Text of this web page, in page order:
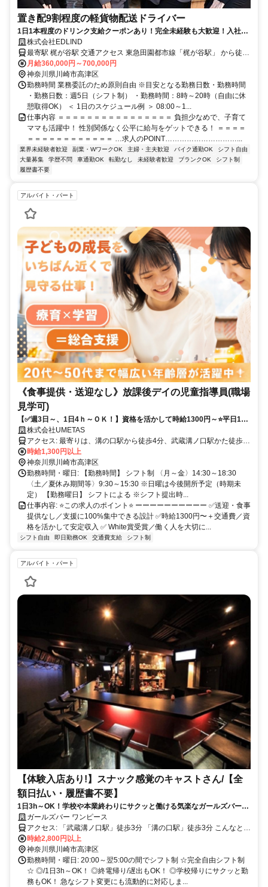
置き配9割程度の軽貨物配送ドライバー
1日1本程度のドリンク支給クーポンあり！完全未経験も大歓迎！入社3
ヶ月以内に90％が月50万円を達成しています。
株式会社EDLIND
最寄駅 梶が谷駅 交通アクセス 東急田園都市線「梶が谷駅」 から徒歩
4分 ●転勤なし ●車・バイク通勤OK
月給360,000円～700,000円
神奈川県川崎市高津区
勤務時間 業務委託のため原則自由 ※目安となる勤務日数・勤務時間
・勤務日数：週5日（シフト制） ・勤務時間：8時～20時（自由に休
憩取得OK） ＜ 1日のスケジュール例 ＞ 08:00～1...
仕事内容 ＝＝＝＝＝＝＝＝＝＝＝＝＝＝＝＝ 負担少なめで、子育て
ママも活躍中！ 性別関係なく公平に給与をゲットできる！ ＝＝＝＝
＝＝＝＝＝＝＝＝＝＝＝＝ …求人のPOINT…………………………...
業界未経験者歓迎 副業・WワークOK 主婦・主夫歓迎 バイク通勤OK
シフト自由
大量募集
学歴不問 車通勤OK 転勤なし 未経験者歓迎 ブランクOK
シフト制
履歴書不要
アルバイト・パート
《食事提供・送迎なし》放課後デイの児童指導員(職場
見学可)
【✅週3日～、1日4ｈ～ＯＫ！】資格を活かして時給1300円～⭐平日14
時半～18時半勤務メイン〈駅徒歩5分の好立地！〉
株式会社UMETAS
アクセス: 最寄りは、溝の口駅から徒歩4分、武蔵溝ノ口駅かた徒歩4
分、渋谷から25分
時給1,300円以上
神奈川県川崎市高津区
勤務時間・曜日: 【勤務時間】 シフト制 〈月～金〉14:30～18:30
〈土／夏休み期間等〉9:30～15:30 ※日曜は今後開所予定（時期未
定） 【勤務曜日】 シフトによる ※シフト提出時...
仕事内容: ⭐この求人のポイント⭐ ーーーーーーーーーー ✅送迎・食事
提供なし／支援に100%集中できる設計 ✅時給1300円〜＋交通費／資
格を活かして安定収入 ✅ White賞受賞／働く人を大切に...
シフト自由 即日勤務OK 交通費支給 シフト制
アルバイト・パート
【体験入店あり!】スナック感覚のキャストさん/【全
額日払い・履歴書不要】
1日3h～OK！学校や本業終わりにサクッと働ける気楽なガールズバーで
す♪簡単な接客メインで気軽に働ける融通の利くお店！
ガールズバー ワンピース
アクセス: 「武蔵溝ノ口駅」徒歩3分 「溝の口駅」徒歩3分 こんなとこ
ろからも通いやすいです♪ 東急田園都市線「溝の口駅」徒歩3分、 JR
南武線「武蔵溝ノ口駅」徒歩3分、 東急田園都市線「二子玉川駅」や
JR「川崎駅」からもアクセス良好！
時給2,800円以上
神奈川県川崎市高津区
勤務時間・曜日: 20:00～翌5:00の間でシフト制 ☆完全自由シフト制
☆ ◎/1日3h～OK！ ◎終電帰り/遅出もOK！ ◎学校帰りにサクッと勤
務もOK！ 急なシフト変更にも流動的に対応しま...